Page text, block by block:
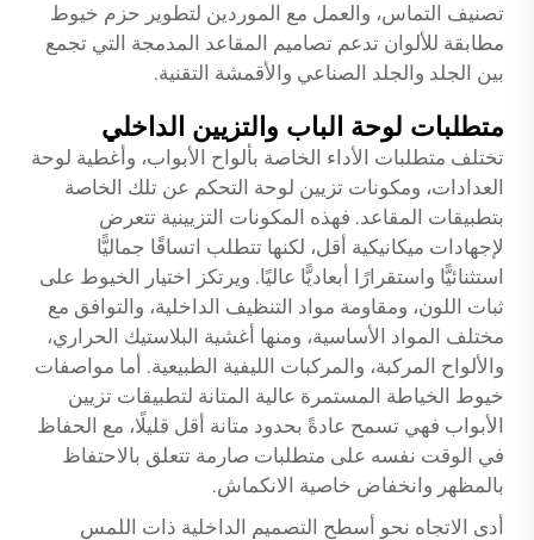
تصنيف التماس، والعمل مع الموردين لتطوير حزم خيوط
مطابقة للألوان تدعم تصاميم المقاعد المدمجة التي تجمع
بين الجلد والجلد الصناعي والأقمشة التقنية.
متطلبات لوحة الباب والتزيين الداخلي
تختلف متطلبات الأداء الخاصة بألواح الأبواب، وأغطية لوحة
العدادات، ومكونات تزيين لوحة التحكم عن تلك الخاصة
بتطبيقات المقاعد. فهذه المكونات التزيينية تتعرض
لإجهادات ميكانيكية أقل، لكنها تتطلب اتساقًا جماليًّا
استثنائيًّا واستقرارًا أبعاديًّا عاليًا. ويرتكز اختيار الخيوط على
ثبات اللون، ومقاومة مواد التنظيف الداخلية، والتوافق مع
مختلف المواد الأساسية، ومنها أغشية البلاستيك الحراري،
والألواح المركبة، والمركبات الليفية الطبيعية. أما مواصفات
خيوط الخياطة المستمرة عالية المتانة لتطبيقات تزيين
الأبواب فهي تسمح عادةً بحدود متانة أقل قليلًا، مع الحفاظ
في الوقت نفسه على متطلبات صارمة تتعلق بالاحتفاظ
بالمظهر وانخفاض خاصية الانكماش.
أدى الاتجاه نحو أسطح التصميم الداخلية ذات اللمس